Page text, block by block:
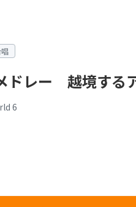
ドレー 越境する
6